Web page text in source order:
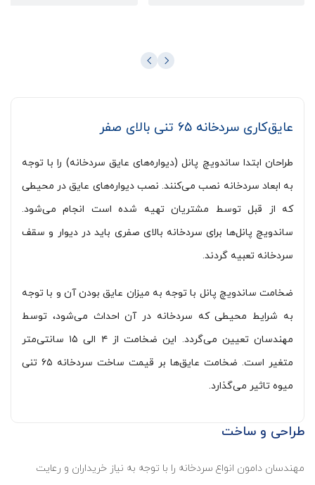
عایق‌کاری سردخانه ۶۵ تنی بالای صفر
طراحان ابتدا ساندویچ پانل (دیواره‌های عایق سردخانه) را با توجه
به ابعاد سردخانه نصب می‌کنند. نصب دیواره‌های عایق در محیطی
که از قبل توسط مشتریان تهیه شده است انجام می‌شود.
ساندویچ پانل‌ها برای سردخانه بالای صفری باید در دیوار و سقف
سردخانه تعبیه گردند.
ضخامت ساندویچ پانل با توجه به میزان عایق بودن آن و با توجه
به شرایط محیطی که سردخانه در آن احداث می‌شود، توسط
مهندسان تعیین می‌گردد. این ضخامت از ۴ الی ۱۵ سانتی‌متر
متغیر است. ضخامت عایق‌ها بر قیمت ساخت سردخانه ۶۵ تنی
میوه تاثیر می‌گذارد.
طراحی و ساخت
مهندسان دامون انواع سردخانه را با توجه به نیاز خریداران و رعایت